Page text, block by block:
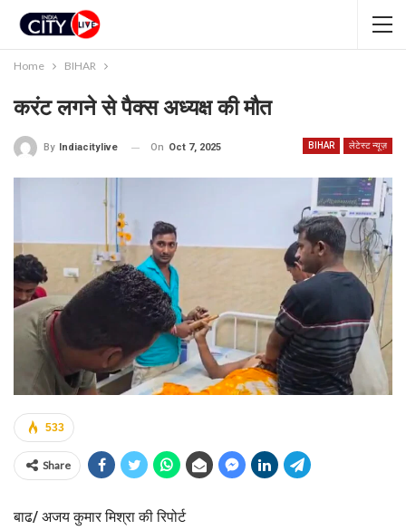
Home BIHAR
करंट लगने से पैक्स अध्यक्ष की मौत
BIHAR लेटेस्ट न्यूज़
By Indiacitylive On Oct 7, 2025
533
Share
बाढ/ अजय कुमार मिश्रा की रिपोर्ट